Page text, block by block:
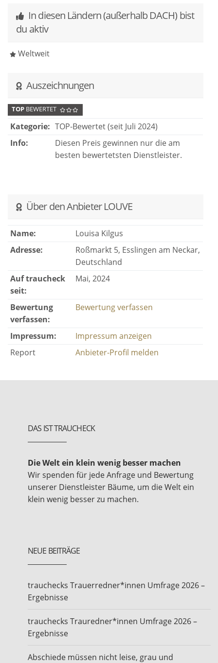
In diesen Ländern (außerhalb DACH) bist
du aktiv
Weltweit
Auszeichnungen
TOP BEWERTET
Kategorie: TOP-Bewertet (seit Juli 2024)
Info:
Diesen Preis gewinnen nur die am
besten bewertetsten Dienstleister.
Über den Anbieter LOUVE
Name:
Louisa Kilgus
Adresse:
Roßmarkt 5, Esslingen am Neckar,
Deutschland
Auf traucheck
seit:
Mai, 2024
Bewertung
verfassen:
Bewertung verfassen
Impressum:
Impressum anzeigen
Report
Anbieter-Profil melden
DAS IST TRAUCHECK
Die Welt ein klein wenig besser machen
Wir spenden für jede Anfrage und Bewertung
unserer Dienstleister Bäume, um die Welt ein
klein wenig besser zu machen.
NEUE BEITRÄGE
trauchecks Trauerredner*innen Umfrage 2026 –
Ergebnisse
trauchecks Trauredner*innen Umfrage 2026 –
Ergebnisse
Abschiede müssen nicht leise, grau und